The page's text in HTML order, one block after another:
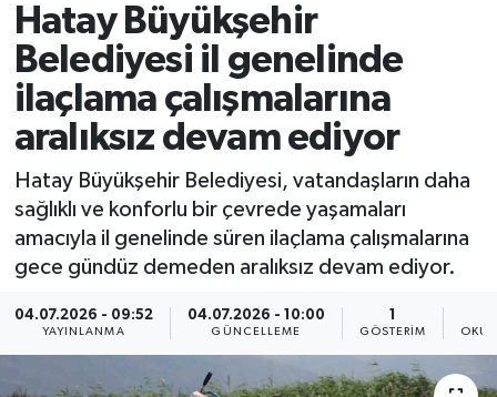
Hatay Büyükşehir
Belediyesi il genelinde
ilaçlama çalışmalarına
aralıksız devam ediyor
Hatay Büyükşehir Belediyesi, vatandaşların daha
sağlıklı ve konforlu bir çevrede yaşamaları
amacıyla il genelinde süren ilaçlama çalışmalarına
gece gündüz demeden aralıksız devam ediyor.
04.07.2026 - 09:52
YAYINLANMA
04.07.2026 - 10:00
GÜNCELLEME
1
GÖSTERIM